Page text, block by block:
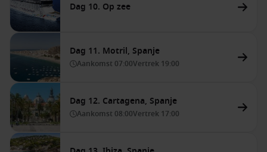
Dag 10. Op zee
Dag 11. Motril, Spanje
Aankomst 07:00Vertrek 19:00
Dag 12. Cartagena, Spanje
Aankomst 08:00Vertrek 17:00